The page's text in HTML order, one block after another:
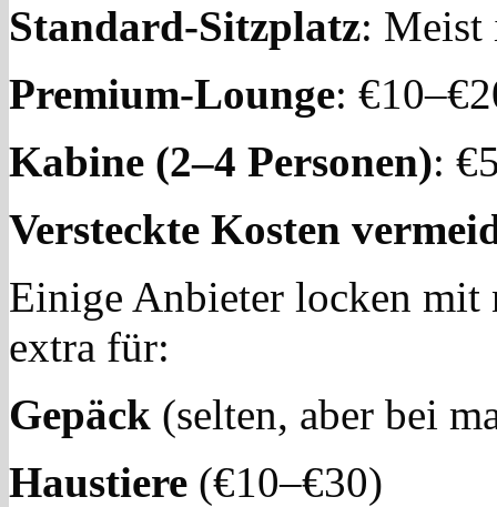
Standard-Sitzplatz: Meist
Premium-Lounge:
Kabine (2–4 Personen):
Versteckte Kosten
Einige Anbieter locken mit
extra für:
Gepäck (selten, aber bei
Haustiere (€10–€30)